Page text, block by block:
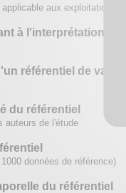
applicable aux exploitations
à l'interprétation de
référentiel de
du référentiel
auteurs de l'étude
données de référence)
du référentiel